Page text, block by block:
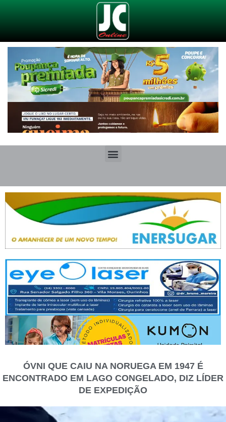
ÓVNI QUE CAIU NA NORUEGA EM 1947 É
ENCONTRADO EM LAGO CONGELADO, DIZ LÍDER
DE EXPEDIÇÃO